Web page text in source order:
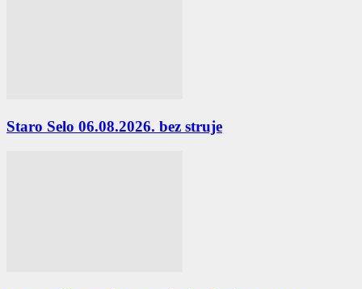
Staro Selo 06.08.2026. bez struje